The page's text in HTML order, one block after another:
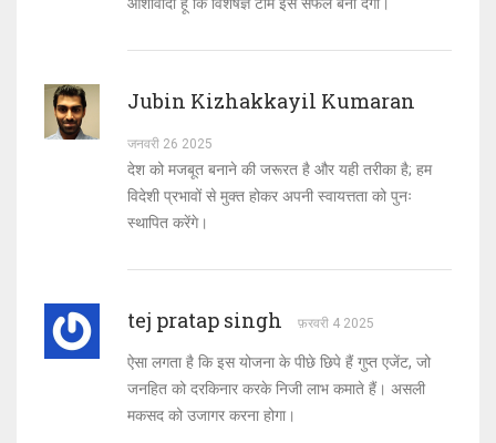
Jubin Kizhakkayil Kumaran
जनवरी 26 2025
देश को मजबूत बनाने की जरूरत है और यही तरीका है; हम
विदेशी प्रभावों से मुक्त होकर अपनी स्वायत्तता को पुनः
स्थापित करेंगे।
tej pratap singh फ़रवरी 4 2025
ऐसा लगता है कि इस योजना के पीछे छिपे हैं गुप्त एजेंट, जो
जनहित को दरकिनार करके निजी लाभ कमाते हैं। असली
मकसद को उजागर करना होगा।